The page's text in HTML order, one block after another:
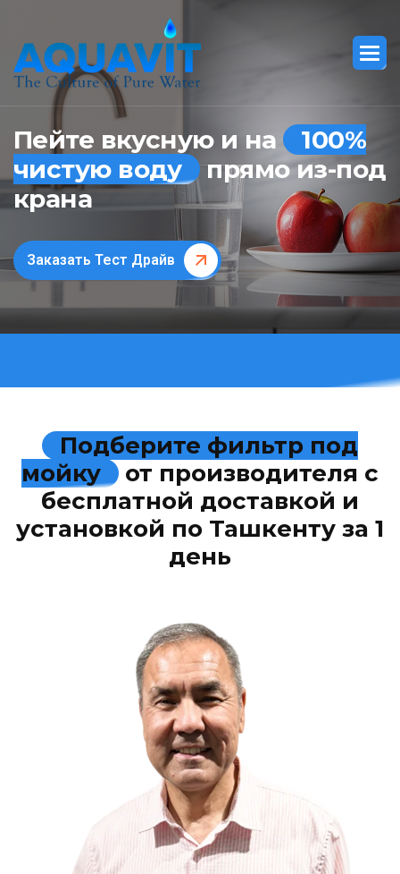
Пейте вкусную и на
100%
чистую воду прямо из-под
крана
Заказать Тест Драйв
Подберите фильтр под
мойку
от производителя с
бесплатной доставкой и
установкой по Ташкенту за 1
день